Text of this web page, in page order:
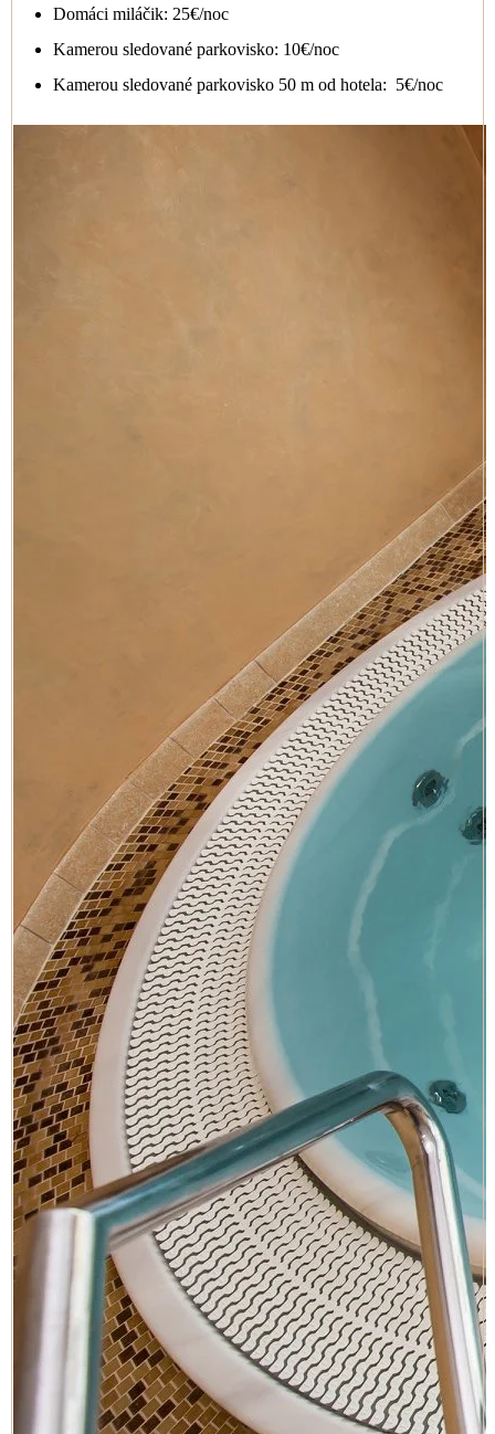
Domáci miláčik: 25€/noc
Kamerou sledované parkovisko: 10€/noc
Kamerou sledované parkovisko 50 m od hotela: 5€/noc